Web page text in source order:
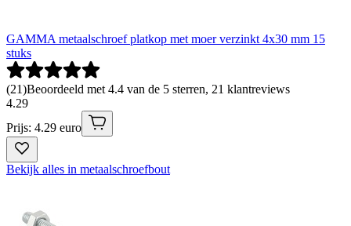
GAMMA metaalschroef platkop met moer verzinkt 4x30 mm 15
stuks
(21)Beoordeeld met 4.4 van de 5 sterren, 21 klantreviews
4.29
Prijs: 4.29 euro
Bekijk alles in metaalschroefbout